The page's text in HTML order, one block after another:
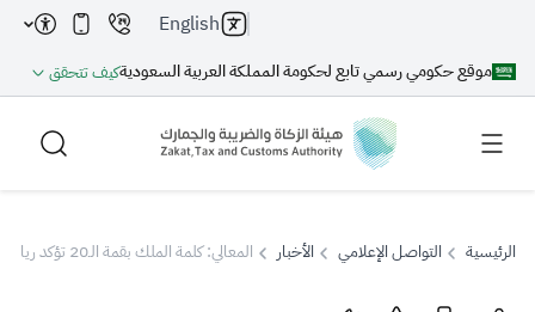
موقع حكومي رسمي تابع لحكومة المملكة العربية السعوديةكيف تتحقق
English
الرئيسية التواصل الإعلامي الأخبار المعالي: كلمة الملك بقمة الـ20 تؤكد ريادة المملكة اقتصاديًا